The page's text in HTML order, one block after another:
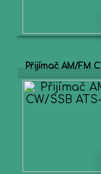
Přijímač AM/FM